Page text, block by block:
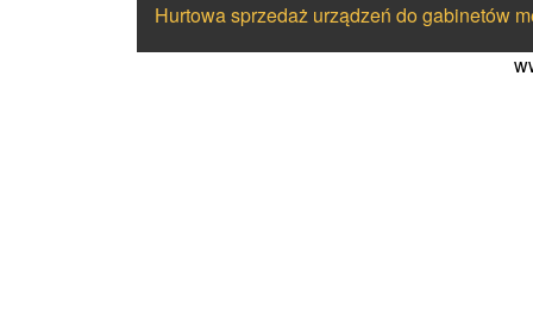
Hurtowa sprzedaż urządzeń do gabinetów